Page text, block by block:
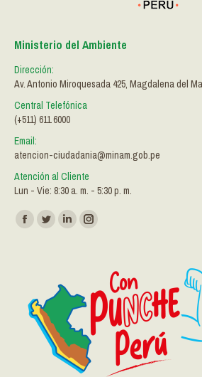
Ministerio del Ambiente
Dirección:
Av. Antonio Miroquesada 425, Magdalena del
Central Telefónica
(+511) 611 6000
Email:
atencion-ciudadania@minam.gob.pe
Atención al Cliente
Lun - Vie: 8:30 a. m. - 5:30 p. m.
Encuéntranos en:
Facebook
new
window
Twitter
new
window
Linkedin
new
window
Instagram
new
window